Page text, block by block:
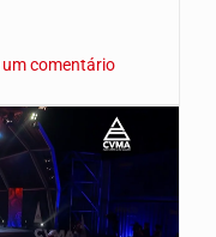
um comentário